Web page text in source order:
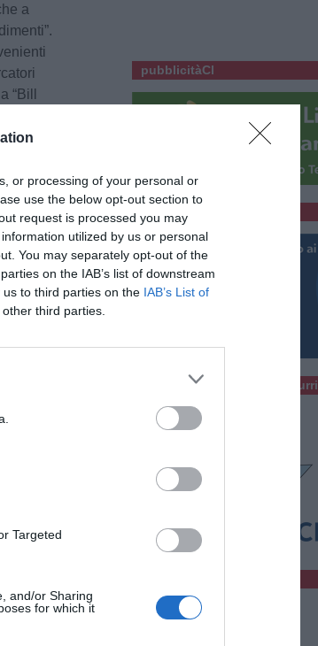
or processing of your personal or
use the below opt-out section to
request is processed you may
utilized by us or personal
You may separately opt-out of the
on the IAB’s list of downstream
to third parties on the IAB’s List of
third parties.
Targeted
and/or Sharing
for which it
a
“Bill
Tutte le
9-
livello
privato
è
pubblicitàCl
Ascolta la Radio degli Azzurri